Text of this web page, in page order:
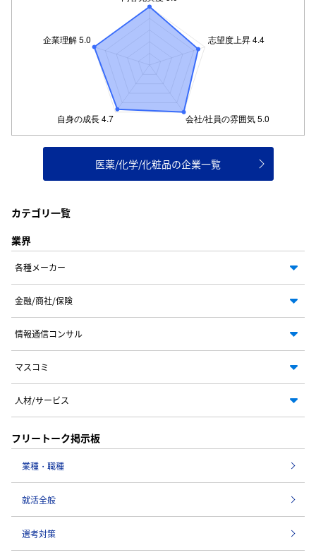
医薬/化学/化粧品の企業一覧
カテゴリ一覧
業界
各種メーカー
金融/商社/保険
情報通信コンサル
マスコミ
人材/サービス
フリートーク掲示板
業種・職種
就活全般
選考対策